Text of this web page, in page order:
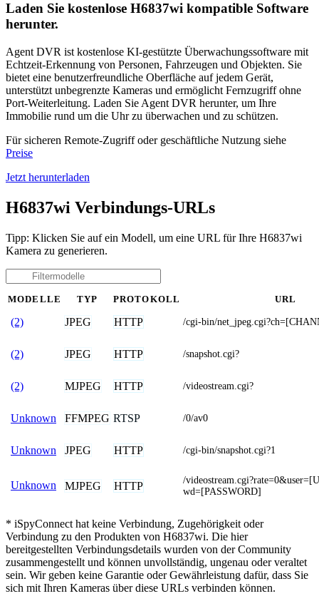
Laden Sie kostenlose H6837wi kompatible Software
herunter.
Agent DVR ist kostenlose KI-gestützte Überwachungssoftware mit
Echtzeit-Erkennung von Personen, Fahrzeugen und Objekten. Sie
bietet eine benutzerfreundliche Oberfläche auf jedem Gerät,
unterstützt unbegrenzte Kameras und ermöglicht Fernzugriff ohne
Port-Weiterleitung. Laden Sie Agent DVR herunter, um Ihre
Immobilie rund um die Uhr zu überwachen und zu schützen.
Für sicheren Remote-Zugriff oder geschäftliche Nutzung siehe
Preise
Jetzt herunterladen
H6837wi Verbindungs-URLs
Tipp: Klicken Sie auf ein Modell, um eine URL für Ihre H6837wi
Kamera zu generieren.
MODELLE TYP PROTOKOLL URL
(2) JPEG HTTP /cgi-bin/
(2) JPEG HTTP /snapshot.cgi?
(2) MJPEG HTTP /videostream.cgi?
Unknown FFMPEG RTSP /0/av0
Unknown JPEG HTTP /cgi-bin/snapshot.cgi?1
Unknown MJPEG HTTP
/
wd=[PASSWORD]
* iSpyConnect hat keine Verbindung, Zugehörigkeit oder
Verbindung zu den Produkten von H6837wi. Die hier
bereitgestellten Verbindungsdetails wurden von der Community
zusammengestellt und können unvollständig, ungenau oder veraltet
sein. Wir geben keine Garantie oder Gewährleistung dafür, dass Sie
sich mit Ihren Kameras über diese URLs verbinden können.